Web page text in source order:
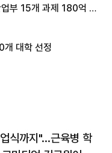
부 15개 과제 180억 지
개 대학 선정
식까지"…근육병 학